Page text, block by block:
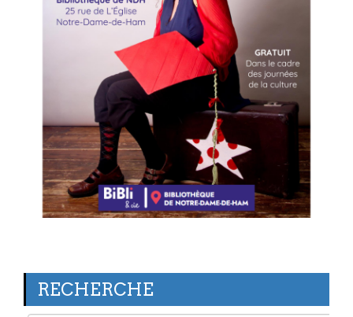
RECHERCHE